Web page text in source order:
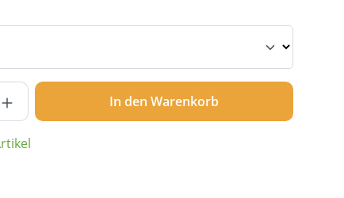
Gib den gewünschten Wert ein
In den Warenkorb